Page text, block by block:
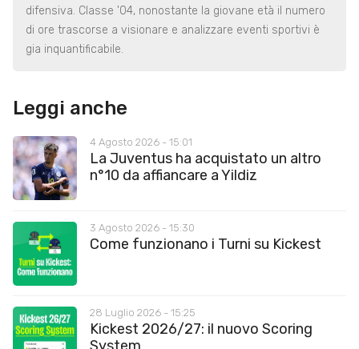
difensiva. Classe '04, nonostante la giovane età il numero
di ore trascorse a visionare e analizzare eventi sportivi è
gia inquantificabile.
Leggi anche
4 Agosto 2026 - 15:01
La Juventus ha acquistato un altro
n°10 da affiancare a Yildiz
3 Agosto 2026 - 15:30
Come funzionano i Turni su Kickest
28 Luglio 2026 - 15:25
Kickest 2026/27: il nuovo Scoring